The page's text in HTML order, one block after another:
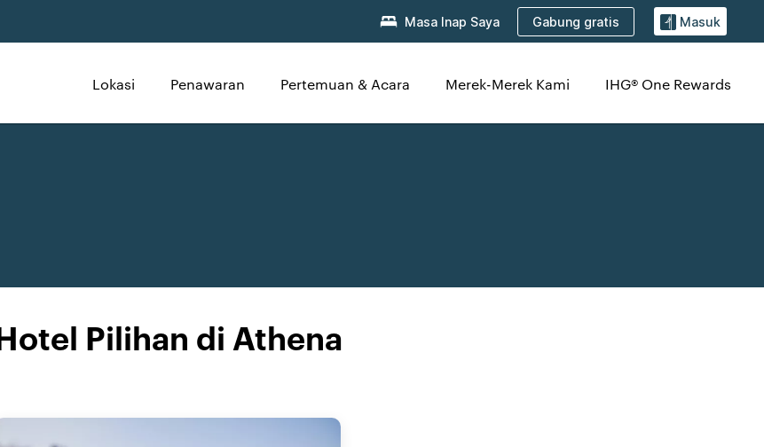
Masa Inap Saya Gabung gratis Masuk
Lokasi Penawaran Pertemuan & Acara Merek-Merek Kami IHG® One Rewards
Hotel Pilihan di Athena